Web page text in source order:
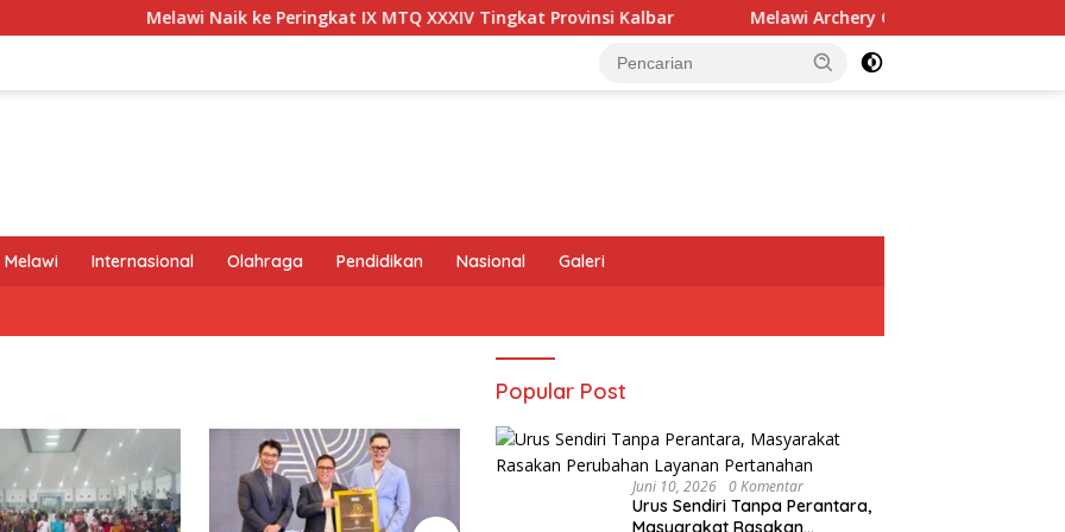
Melawi Naik ke Peringkat IX MTQ XXXIV Tingkat Provinsi Kalbar Melawi Archery Championship ke-7 Diikuti 197
Melawi Internasional Olahraga Pendidikan Nasional Galeri
Popular Post
Juni 10, 2026 0 Komentar
Urus Sendiri Tanpa Perantara,
Masyarakat Rasakan